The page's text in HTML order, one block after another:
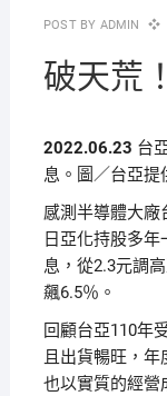
POST BY ADMIN
破天荒
2022.06.23 台
息。圖／台亞提
感測半導體大廠
日亞化持股多
息，從2.3元調
飆6.5％。
回顧台亞110年
且出貨暢旺，
也以實質的經營